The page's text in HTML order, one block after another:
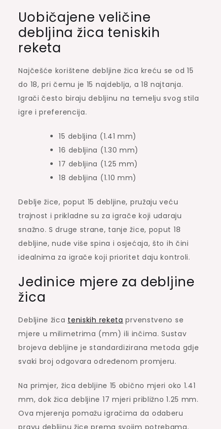
Uobičajene veličine
debljina žica teniskih
reketa
Najčešće korištene debljine žica kreću se od 15
do 18, pri čemu je 15 najdeblja, a 18 najtanja.
Igrači često biraju debljinu na temelju svog stila
igre i preferencija.
15 debljina (1.41 mm)
16 debljina (1.30 mm)
17 debljina (1.25 mm)
18 debljina (1.10 mm)
Deblje žice, poput 15 debljine, pružaju veću
trajnost i prikladne su za igrače koji udaraju
snažno. S druge strane, tanje žice, poput 18
debljine, nude više spina i osjećaja, što ih čini
idealnima za igrače koji prioritet daju kontroli.
Jedinice mjere za debljine
žica
Debljine žica teniskih reketa prvenstveno se
mjere u milimetrima (mm) ili inčima. Sustav
brojeva debljine je standardizirana metoda gdje
svaki broj odgovara određenom promjeru.
Na primjer, žica debljine 15 obično mjeri oko 1.41
mm, dok žica debljine 17 mjeri približno 1.25 mm.
Ova mjerenja pomažu igračima da odaberu
pravu debljinu žice prema svojim potrebama.